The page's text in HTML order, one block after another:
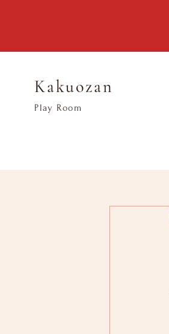
Kakuozan
​Play Room